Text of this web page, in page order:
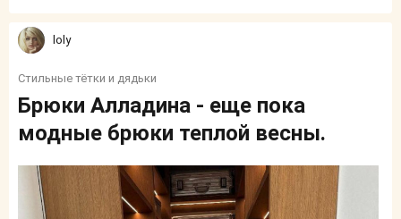
loly
Стильные тётки и дядьки
Брюки Алладина - еще пока
модные брюки теплой весны.